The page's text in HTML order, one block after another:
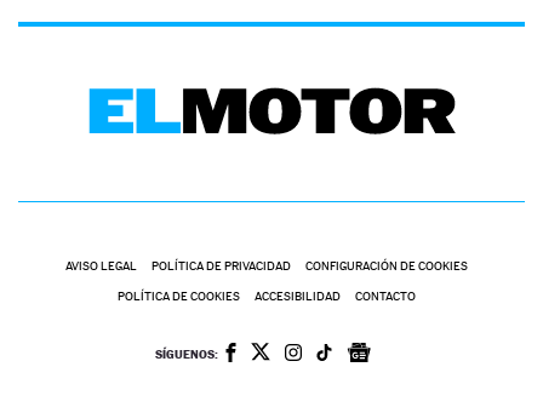
AVISO LEGAL POLÍTICA DE PRIVACIDAD CONFIGURACIÓN DE COOKIES
POLÍTICA DE COOKIES ACCESIBILIDAD CONTACTO
SÍGUENOS: